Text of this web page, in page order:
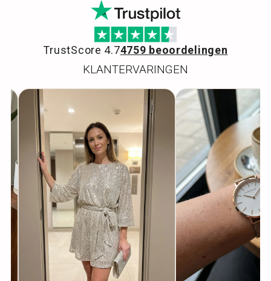
TrustScore 4.74759 beoordelingen
KLANTERVARINGEN